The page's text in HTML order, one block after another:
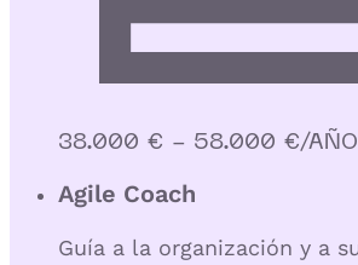
38.000 € - 58.000 €/AÑO
Agile Coach
Guía a la organización y a